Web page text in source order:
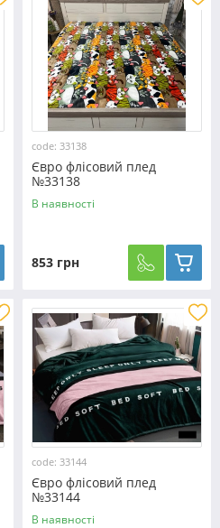
code: 33138
Євро флісовий плед
№33138
В наявності
853 грн
code: 33144
Євро флісовий плед
№33144
В наявності